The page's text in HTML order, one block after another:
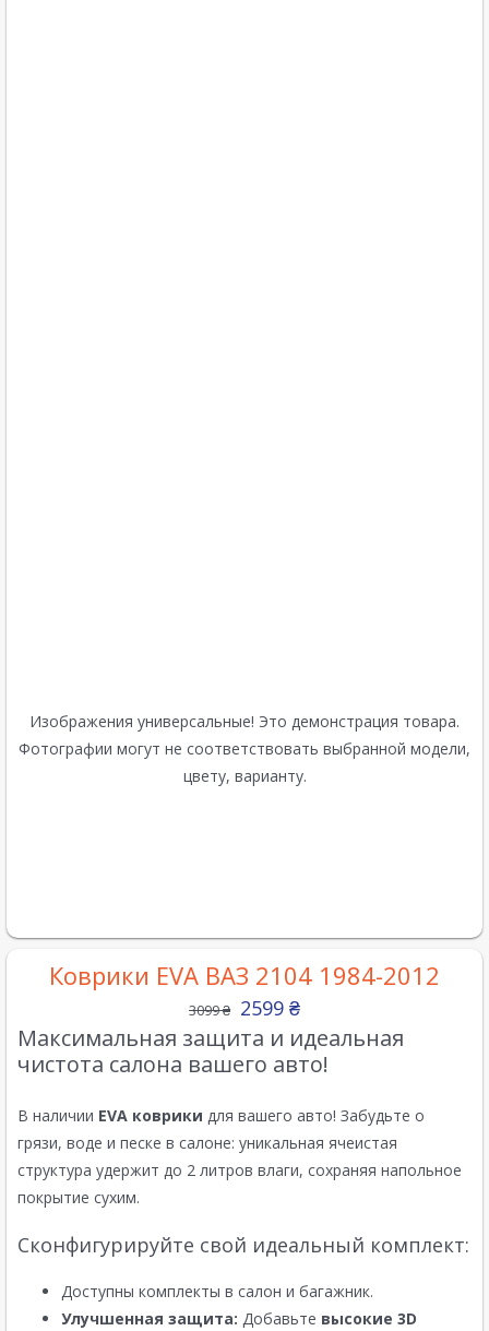
Изображения универсальные! Это демонстрация товара.
Фотографии могут не соответствовать выбранной модели,
цвету, варианту.
Коврики EVA ВАЗ 2104 1984-2012
3099₴ 2599 ₴
Максимальная защита и идеальная
чистота салона вашего авто!
В наличии EVA коврики для вашего авто! Забудьте о
грязи, воде и песке в салоне: уникальная ячеистая
структура удержит до 2 литров влаги, сохраняя напольное
покрытие сухим.
Сконфигурируйте свой идеальный комплект:
Доступны комплекты в салон и багажник.
Улучшенная защита: Добавьте высокие 3D